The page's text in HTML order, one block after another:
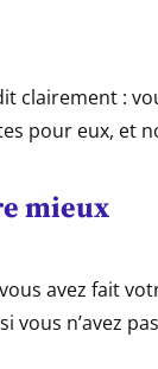
clairement :
pour eux, et
mieux
avez fait
vous n’avez